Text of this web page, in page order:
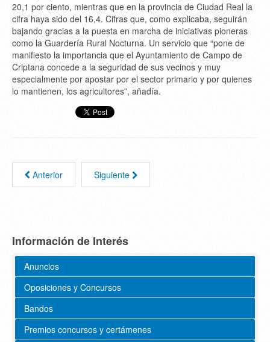
20,1 por ciento, mientras que en la provincia de Ciudad Real la
cifra haya sido del 16,4. Cifras que, como explicaba, seguirán
bajando gracias a la puesta en marcha de iniciativas pioneras
como la Guardería Rural Nocturna. Un servicio que “pone de
manifiesto la importancia que el Ayuntamiento de Campo de
Criptana concede a la seguridad de sus vecinos y muy
especialmente por apostar por el sector primario y por quienes
lo mantienen, los agricultores”, añadía.
Anterior Siguiente
Información de Interés
Anuncios
Oposiciones y Concursos
Bandos
Premios concursos y certámenes